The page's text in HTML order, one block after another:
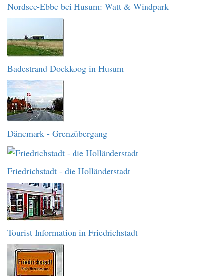
Nordsee-Ebbe bei Husum: Watt & Windpark
Badestrand Dockkoog in Husum
Dänemark - Grenzübergang
Friedrichstadt - die Holländerstadt
Tourist Information in Friedrichstadt